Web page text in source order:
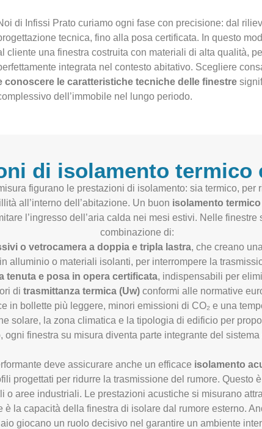
di Infissi Prato curiamo ogni fase con precisione: dal
tecnica, fino alla posa certificata. In questo
cliente una finestra costruita con materiali di alta qualità,
integrata nel contesto abitativo. Scegliere
conoscere le caratteristiche tecniche delle finestre
dell’immobile nel lungo periodo.
di isolamento termico
figurano le prestazioni di isolamento: sia termico,
all’interno dell’abitazione. Un buon isolamento termico
l’ingresso dell’aria calda nei mesi estivi. Nelle
combinazione di:
o vetrocamera a doppia e tripla lastra, che creano
in alluminio o materiali isolanti, per interrompere la
tenuta e posa in opera certificata, indispensabili per
di trasmittanza termica (Uw)conformi alle normative
in bollette più leggere, minori emissioni di CO₂ e una
solare, la zona climatica e la tipologia di edificio per
ogni finestra su misura diventa parte integrante del
deve assicurare anche un efficace isolamento
progettati per ridurre la trasmissione del rumore. Questo
o aree industriali. Le prestazioni acustiche si misurano
è la capacità della finestra di isolare dal rumore esterno.
giocano un ruolo decisivo nel garantire un ambiente